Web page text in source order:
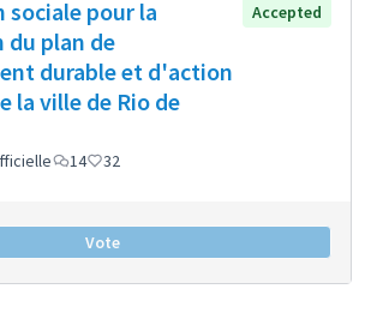
pour la
plan de
durable et d'action
la ville de Rio de
Accepted
14 32
Vote